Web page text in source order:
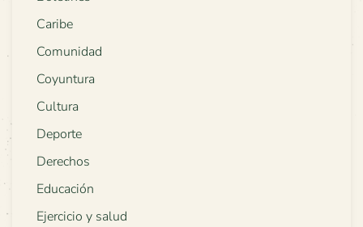
Caribe
Comunidad
Coyuntura
Cultura
Deporte
Derechos
Educación
Ejercicio y salud